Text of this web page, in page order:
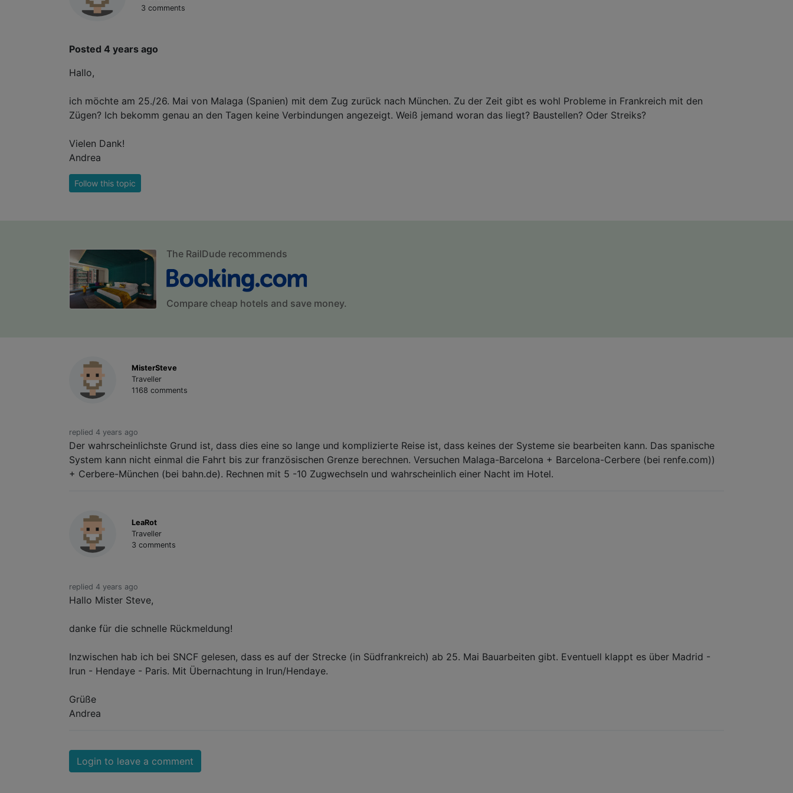
3 comments
Posted 4 years ago
Hallo,
ich möchte am 25./26. Mai von Malaga (Spanien) mit dem Zug zurück nach München. Zu der Zeit gibt es wohl Probleme in Frankreich mit den
Zügen? Ich bekomm genau an den Tagen keine Verbindungen angezeigt. Weiß jemand woran das liegt? Baustellen? Oder Streiks?
Vielen Dank!
Andrea
Follow this topic
The RailDude recommends
Compare cheap hotels and save money.
MisterSteve
Traveller
1168 comments
replied 4 years ago
Der wahrscheinlichste Grund ist, dass dies eine so lange und komplizierte Reise ist, dass keines der Systeme sie bearbeiten kann. Das spanische
System kann nicht einmal die Fahrt bis zur französischen Grenze berechnen. Versuchen Malaga-Barcelona + Barcelona-Cerbere (bei renfe.com))
+ Cerbere-München (bei bahn.de). Rechnen mit 5 -10 Zugwechseln und wahrscheinlich einer Nacht im Hotel.
LeaRot
Traveller
3 comments
replied 4 years ago
Hallo Mister Steve,
danke für die schnelle Rückmeldung!
Inzwischen hab ich bei SNCF gelesen, dass es auf der Strecke (in Südfrankreich) ab 25. Mai Bauarbeiten gibt. Eventuell klappt es über Madrid -
Irun - Hendaye - Paris. Mit Übernachtung in Irun/Hendaye.
Grüße
Andrea
Login to leave a comment